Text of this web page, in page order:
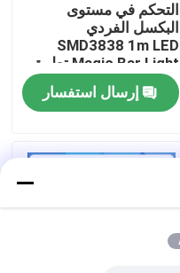
التحكم في مستوى
البكسل الفردي
SMD3838 1m LED
Magic Bar Light تطبيق
على أحداث النادي
إرسال استفسار